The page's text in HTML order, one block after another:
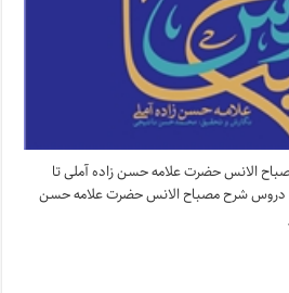
الانس حضرت علامه حسن زاده آملی تا
دروس شرح مصباح الانس حضرت علامه حسن